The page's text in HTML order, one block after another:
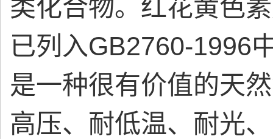
类化合物。红花黄色
已列入GB2760-1996
是一种很有价值的天
高压、耐低温、耐光